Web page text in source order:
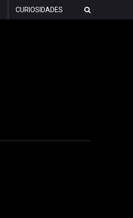
CURIOSIDADES